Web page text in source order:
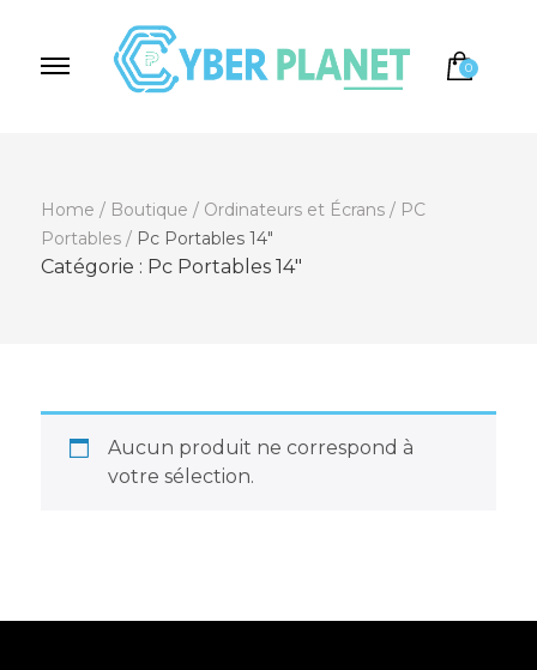
0
Home / Boutique / Ordinateurs et Écrans / PC
Portables / Pc Portables 14"
Catégorie : Pc Portables 14"
Aucun produit ne correspond à
votre sélection.